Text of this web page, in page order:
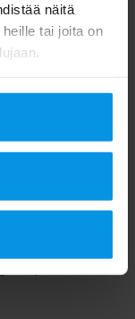
näitä
tai joita on
tv-